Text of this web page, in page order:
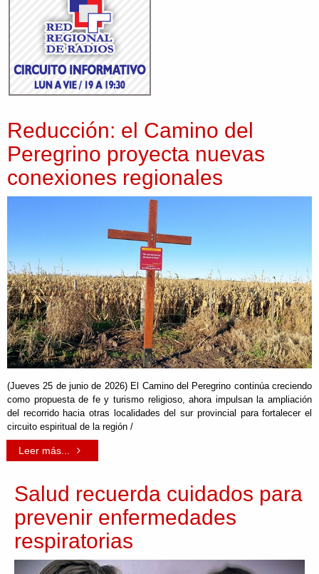
Reducción: el Camino del
Peregrino proyecta nuevas
conexiones regionales
(Jueves 25 de junio de 2026) El Camino del Peregrino continúa creciendo
como propuesta de fe y turismo religioso, ahora impulsan la ampliación
del recorrido hacia otras localidades del sur provincial para fortalecer el
circuito espiritual de la región /
Leer más...
Salud recuerda cuidados para
prevenir enfermedades
respiratorias